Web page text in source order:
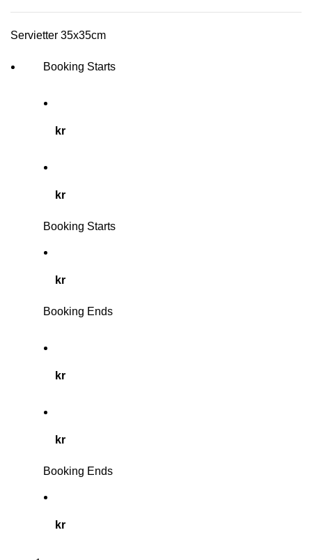
Servietter 35x35cm
Booking Starts
kr
kr
Booking Starts
kr
Booking Ends
kr
kr
Booking Ends
kr